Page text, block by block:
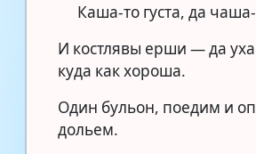
Каша-то густа, да
И костлявы ерши — да
куда как хороша.
Один бульон, поедим и
дольем.